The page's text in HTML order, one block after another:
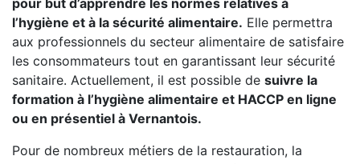
pour but d’apprendre les normes relatives à
l’hygiène et à la sécurité alimentaire. Elle permettra
aux professionnels du secteur alimentaire de satisfaire
les consommateurs tout en garantissant leur sécurité
sanitaire. Actuellement, il est possible de suivre la
formation à l’hygiène alimentaire et HACCP en ligne
ou en présentiel à Vernantois.
Pour de nombreux métiers de la restauration, la